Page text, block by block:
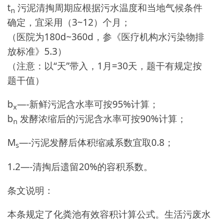
tn 污泥清掏周期应根据污水温度和当地气候条件
确定，宜采用（3~12）个月；
（医院为180d~360d，参《医疗机构水污染物排
放标准》5.3）
（注意：以“天”带入，1月=30天，题干有规定按
题干值）
bx—-新鲜污泥含水率可按95%计算；
bn 发酵浓缩后的污泥含水率可按90%计算；
Ms—-污泥发酵后体积缩减系数宜取0.8；
1.2—-清掏后遗留20%的容积系数。
条文说明：
本条规定了化粪池有效容积计算公式。生活污废水